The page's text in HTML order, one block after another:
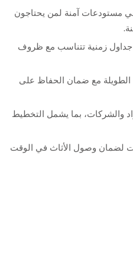
مستودعات آمنة لمن يحتاجون
جداول زمنية تتناسب مع ظروف
مع ضمان الحفاظ على
والشركات، بما يشمل التخطيط
لضمان وصول الأثاث في الوقت